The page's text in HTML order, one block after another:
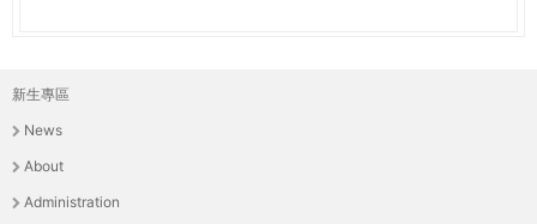
主
選
單
新生專區
News
About
Administration